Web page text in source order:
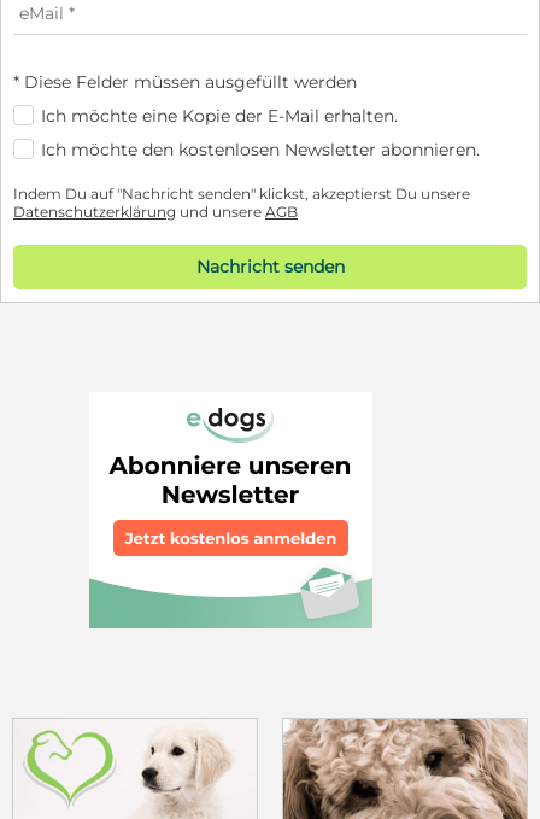
* Diese Felder müssen ausgefüllt werden
Ich möchte eine Kopie der E-Mail erhalten.
Ich möchte den kostenlosen Newsletter abonnieren.
Indem Du auf "Nachricht senden" klickst, akzeptierst Du unsere
Datenschutzerklärung und unsere AGB
Nachricht senden